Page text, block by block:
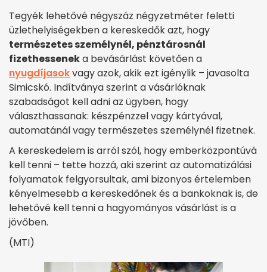
Tegyék lehetővé négyszáz négyzetméter feletti
üzlethelyiségekben a kereskedők azt, hogy
természetes személynél, pénztárosnál
fizethesseneka bevásárlást követően a
nyugdíjasokvagy azok, akik ezt igénylik – javasolta
Simicskó. Indítványa szerint a vásárlóknak
szabadságot kell adni az ügyben, hogy
választhassanak: készpénzzel vagy kártyával,
automatánál vagy természetes személynél fizetnek.
A kereskedelem is arról szól, hogy emberközpontúvá
kell tenni – tette hozzá, aki szerint az automatizálási
folyamatok felgyorsultak, ami bizonyos értelemben
kényelmesebb a kereskedőnek és a bankoknak is, de
lehetővé kell tenni a hagyományos vásárlást is a
jövőben.
(MTI)